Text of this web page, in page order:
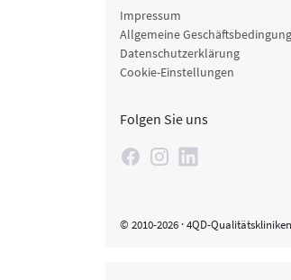
Impressum
Allgemeine
Datenschutzerklärung
Cookie-Einstellungen
Folgen Sie uns
© 2010-2026 · 4QD-